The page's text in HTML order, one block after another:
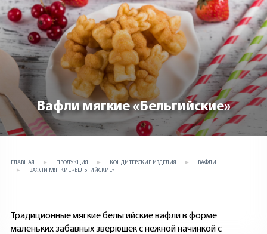
Вафли мягкие «Бельгийские»
ГЛАВНАЯ ПРОДУКЦИЯ КОНДИТЕРСКИЕ ИЗДЕЛИЯ
ВАФЛИ
ВАФЛИ МЯГКИЕ «БЕЛЬГИЙСКИЕ»
Традиционные мягкие бельгийские вафли в форме
маленьких забавных зверюшек с нежной начинкой с